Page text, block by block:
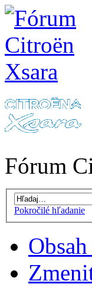
Fórum
Pokročilé hľadanie